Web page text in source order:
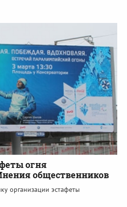
огня
общественников
организации эстафеты